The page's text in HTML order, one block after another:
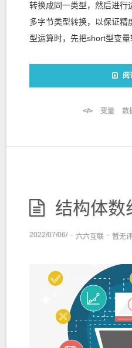
转换成同一类型，然后进行
多字节类型转换，以保证
型运算时，先把short型变量
阅
变量 数
结构体数组：数组的
2022/07/06/ - 六六互联 - 暂无